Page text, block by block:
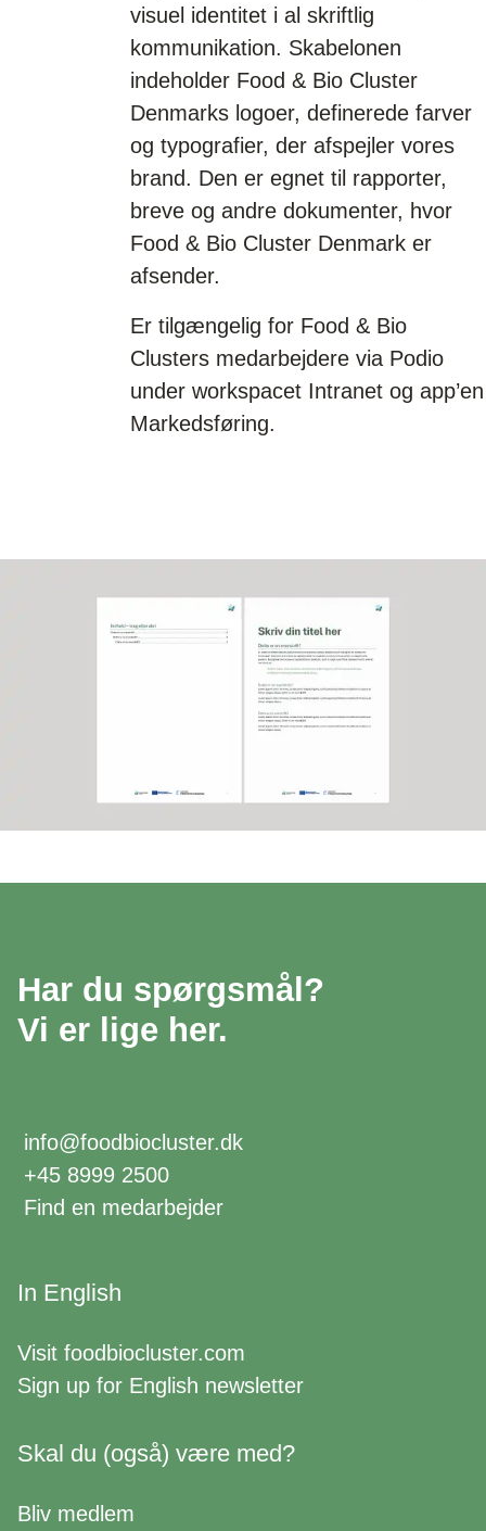
visuel identitet i al skriftlig
kommunikation. Skabelonen
indeholder Food & Bio Cluster
Denmarks logoer, definerede farver
og typografier, der afspejler vores
brand. Den er egnet til rapporter,
breve og andre dokumenter, hvor
Food & Bio Cluster Denmark er
afsender.
Er tilgængelig for Food & Bio
Clusters medarbejdere via Podio
under workspacet Intranet og app’en
Markedsføring.
Har du spørgsmål?
Vi er lige her.
info@foodbiocluster.dk
+45 8999 2500
Find en medarbejder
In English
Visit foodbiocluster.com
Sign up for English newsletter
Skal du (også) være med?
Bliv medlem